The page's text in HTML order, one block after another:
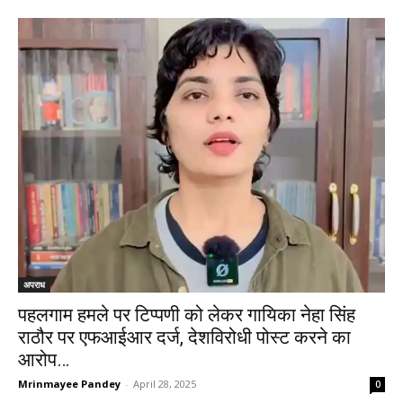
अपराध
पहलगाम हमले पर टिप्पणी को लेकर गायिका नेहा सिंह
राठौर पर एफआईआर दर्ज, देशविरोधी पोस्ट करने का
आरोप…
Mrinmayee Pandey - April 28, 2025 0